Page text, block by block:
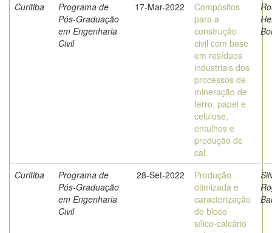
Curitiba
Programa de
Pós-Graduação
em Engenharia
Civil
17-Mar-2022
Compósitos
para a
construção
civil com base
em resíduos
industriais dos
processos de
mineração de
ferro, papel e
celulose,
entulhos e
produção de
cal
Curitiba
Programa de
Pós-Graduação
em Engenharia
Civil
28-Set-2022
Produção
otimizada e
caracterização
de bloco
sílico-calcário